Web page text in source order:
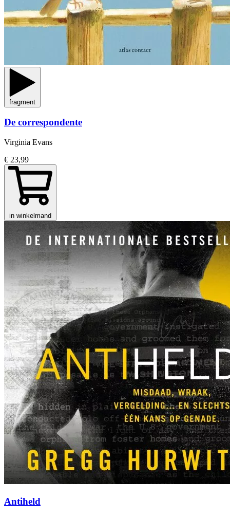
fragment
De correspondente
Virginia Evans
€ 23,99
in winkelmand
Antiheld